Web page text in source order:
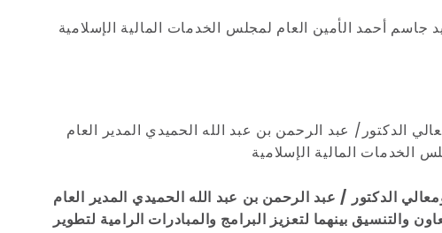
أحمد الأمين العام لمجلس الخدمات المالية الإسلامية
الدكتور/ عبد الرحمن بن عبد الله الحميدي المدير العام
الخدمات المالية الإسلامية
الدكتور / عبد الرحمن بن عبد الله الحميدي المدير العام
والتنسيق بينهما لتعزيز البرامج والمبادرات الرامية لتطوير